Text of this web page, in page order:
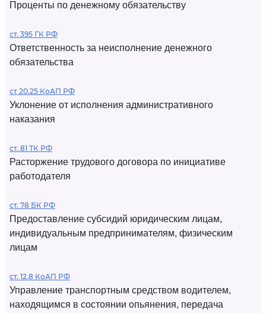
Проценты по денежному обязательству
ст. 395 ГК РФ
Ответственность за неисполнение денежного
обязательства
ст 20.25 КоАП РФ
Уклонение от исполнения административного
наказания
ст. 81 ТК РФ
Расторжение трудового договора по инициативе
работодателя
ст. 78 БК РФ
Предоставление субсидий юридическим лицам,
индивидуальным предпринимателям, физическим
лицам
ст. 12.8 КоАП РФ
Управление транспортным средством водителем,
находящимся в состоянии опьянения, передача